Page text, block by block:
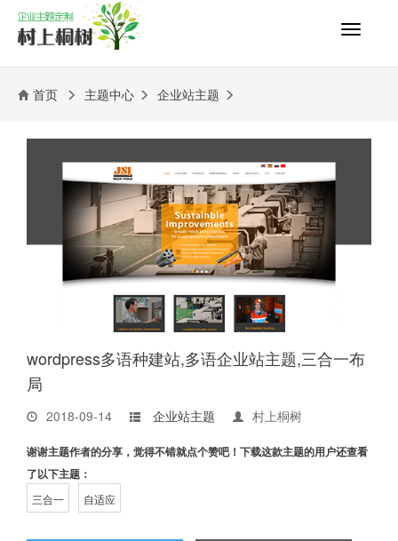
切
导
首页 主题中心 企业站主题
wordpress多语种建站,多语企业站主题,三合一布
局
2018-09-14 企业站主题 村上桐树
谢谢主题作者的分享，觉得不错就点个赞吧！下载这款主题的用户还查看
了以下主题：
三合一 自适应